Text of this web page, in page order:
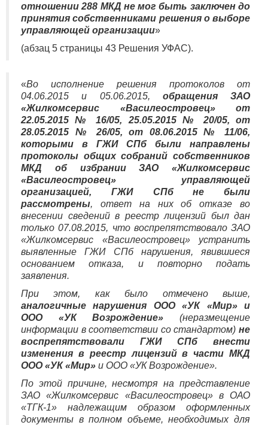
отношении 288 МКД не мог быть заключен до
принятия собственниками решения о выборе
управляющей организации»
(абзац 5 страницы 43 Решения УФАС).
«Во исполнение решения протоколов от
04.06.2015 и 05.06.2015, обращения ЗАО
«Жилкомсервис «Василеостровец» от
22.05.2015 № 16/05, 25.05.2015 № 20/05, от
28.05.2015 № 26/05, от 08.06.2015 № 11/06,
которыми в ГЖИ СПб были направлены
протоколы общих собраний собственников
МКД об избрании ЗАО «Жилкомсервис
«Василеостровец» управляющей
организацией, ГЖИ СПб не были
рассмотрены, ответ на них об отказе во
внесении сведений в реестр лицензий был дан
только 07.08.2015, что воспрепятствовало ЗАО
«Жилкомсервис «Василеостровец» устранить
выявленные ГЖИ СПб нарушения, явившиеся
основанием отказа, и повторно подать
заявления.
При этом, как было отмечено выше,
аналогичные нарушения ООО «УК «Мир» и
ООО «УК Возрождение» (неразмещение
информации в соответствии со стандартом) не
воспрепятствовали ГЖИ СПб внести
изменения в реестр лицензий в части МКД
ООО «УК «Мир» и ООО «УК Возрождение».
По этой причине, несмотря на представление
ЗАО «Жилкомсервис «Василеостровец» в ОАО
«ТГК-1» надлежащим образом оформленных
документы в полном объеме, необходимых для